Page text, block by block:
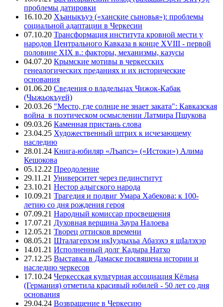
проблемы датировки
16.10.20 Хъаныкъуэ («ханские сыновья»): проблемы
социальной адаптации в Черкесии
07.10.20 Трансформация института кровной мести у
народов Центрального Кавказа в конце XVIII - первой
половине XIX в.: факторы, механизмы, казусы
04.07.20 Крымские мотивы в черкесских
генеалогических преданиях и их исторические
основания
01.06.20 Сведения о владельцах Чижок-Кабак
(Чыжьокъуей)
20.03.26 "Место, где солнце не знает заката": Кавказская
война в поэтическом осмыслении Латмира Пшукова
09.03.26 Каменная пристань слова
23.04.25 Художественный штрих к исчезающему
наследию
28.01.24 Книга-юбиляр «Лъапсэ» («Истоки») Алима
Кешокова
05.12.22 Преодоление
29.11.21 Университет через пединститут
23.10.21 Нестор адыгского народа
10.09.21 Трагедия и подвиг Умара Хабекова: к 100-
летию со дня рождения героя
07.09.21 Народный комиссар просвещения
17.07.21 Духовная вершина Заура Налоева
12.05.21 Творец оттисков времени
08.05.21 Шталагерхэм икIуэдыхьа Абазэхэ я щIалэхэр
14.01.21 Исполненный долг Кадыра Натхо
27.12.25 Выставка в Дамаске посвящена истории и
наследию черкесов
17.10.24 Черкесская культурная ассоциация Кёльна
(Германия) отметила красивый юбилей - 50 лет со дня
основания
29.04.24 Возвращение в Черкесию